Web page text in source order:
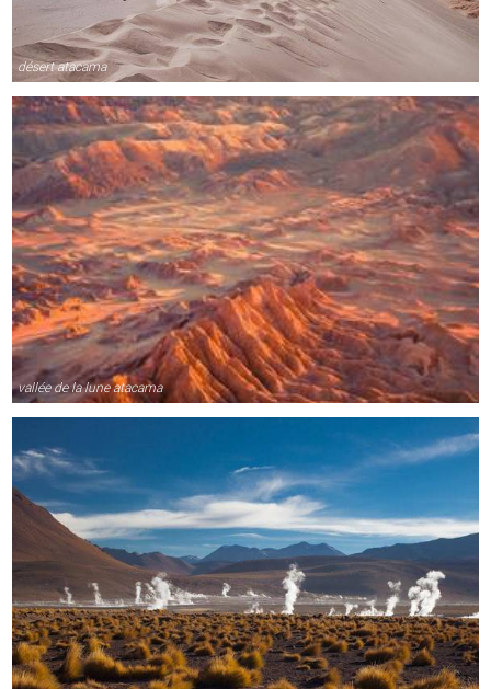
désert atacama
vallée de la lune atacama